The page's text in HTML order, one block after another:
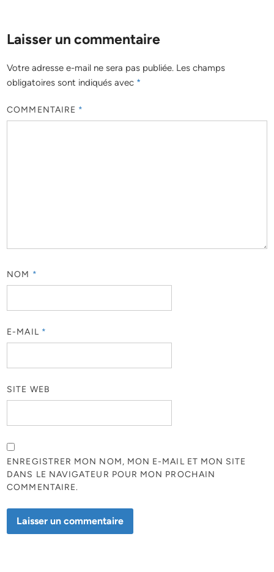
Laisser un commentaire
Votre adresse e-mail ne sera pas publiée. Les champs
obligatoires sont indiqués avec *
COMMENTAIRE *
NOM *
E-MAIL *
SITE WEB
ENREGISTRER MON NOM, MON E-MAIL ET MON SITE
DANS LE NAVIGATEUR POUR MON PROCHAIN
COMMENTAIRE.